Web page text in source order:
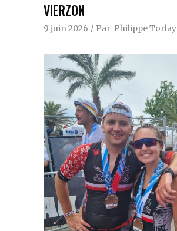
VIERZON
9 juin 2026 Par Philippe Torlay